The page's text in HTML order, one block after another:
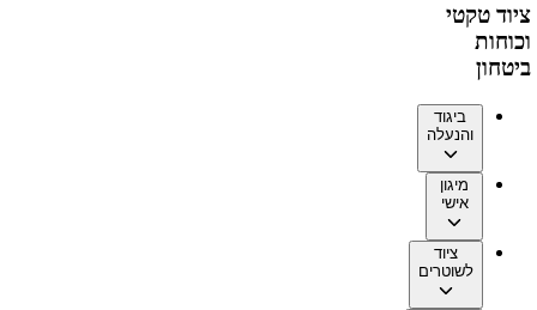
ציוד טקטי
וכוחות
ביטחון
ביגוד
והנעלה
מיגון
אישי
ציוד
לשוטרים